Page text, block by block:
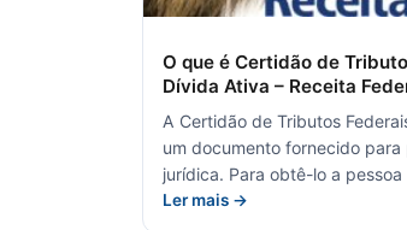
O que é Certidão de
Dívida Ativa – Receita
A Certidão de Tributos
um documento fornecido para
jurídica. Para obtê-lo a
Ler mais →